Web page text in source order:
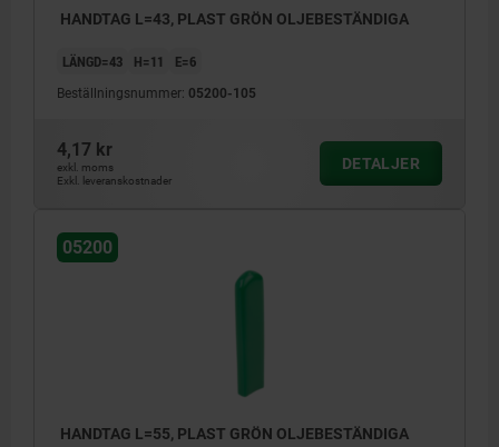
HANDTAG L=43, PLAST GRÖN OLJEBESTÄNDIGA
LÄNGD=43 H=11 E=6
Beställningsnummer: 05200-105
4,17 kr
exkl. moms
Exkl. leveranskostnader
DETALJER
05200
HANDTAG L=55, PLAST GRÖN OLJEBESTÄNDIGA